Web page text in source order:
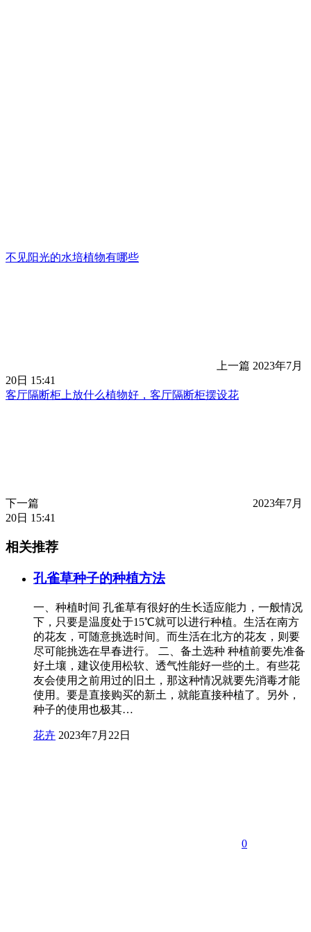
不见阳光的水培植物有哪些
上一篇 2023年7月
20日 15:41
客厅隔断柜上放什么植物好，客厅隔断柜摆设花
下一篇
2023年7月
20日 15:41
相关推荐
孔雀草种子的种植方法
一、种植时间 孔雀草有很好的生长适应能力，一般情况
下，只要是温度处于15℃就可以进行种植。生活在南方
的花友，可随意挑选时间。而生活在北方的花友，则要
尽可能挑选在早春进行。 二、备土选种 种植前要先准备
好土壤，建议使用松软、透气性能好一些的土。有些花
友会使用之前用过的旧土，那这种情况就要先消毒才能
使用。要是直接购买的新土，就能直接种植了。另外，
种子的使用也极其…
花卉 2023年7月22日
0